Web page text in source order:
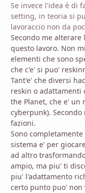
Se invece l'idea è di
setting, in teoria si
lavoraccio non da
Secondo me
questo lavoro. Non
elementi che sono
che c'e' si puo'
Tant'e' che diversi
reskin o adattamenti
the Planet, che e' un
cyberpunk).
fazioni.
Sono
sistema e' per
ad altro
ampio, ma piu' ti
piu' l'adattamento
certo punto puo' non